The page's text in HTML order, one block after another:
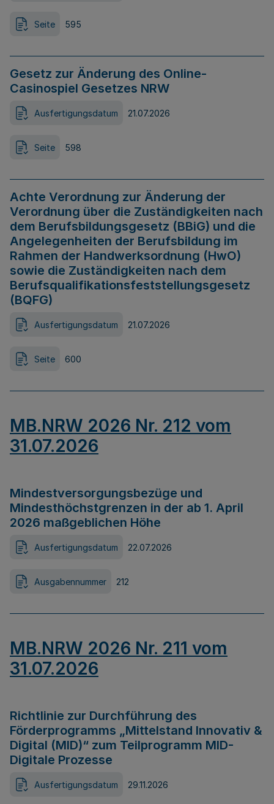
Seite 595
Gesetz zur Änderung des Online-
Casinospiel Gesetzes NRW
Ausfertigungsdatum 21.07.2026
Seite 598
Achte Verordnung zur Änderung der
Verordnung über die Zuständigkeiten nach
dem Berufsbildungsgesetz (BBiG) und die
Angelegenheiten der Berufsbildung im
Rahmen der Handwerksordnung (HwO)
sowie die Zuständigkeiten nach dem
Berufsqualifikationsfeststellungsgesetz
(BQFG)
Ausfertigungsdatum 21.07.2026
Seite 600
MB.NRW 2026 Nr. 212 vom
31.07.2026
Mindestversorgungsbezüge und
Mindesthöchstgrenzen in der ab 1. April
2026 maßgeblichen Höhe
Ausfertigungsdatum 22.07.2026
Ausgabennummer 212
MB.NRW 2026 Nr. 211 vom
31.07.2026
Richtlinie zur Durchführung des
Förderprogramms „Mittelstand Innovativ &
Digital (MID)“ zum Teilprogramm MID-
Digitale Prozesse
Ausfertigungsdatum 29.11.2026